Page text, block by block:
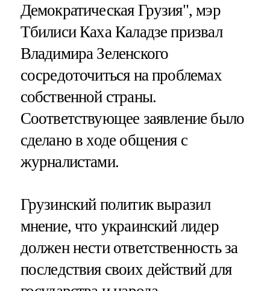
Демократическая Грузия", мэр
Тбилиси Каха Каладзе призвал
Владимира Зеленского
сосредоточиться на проблемах
собственной страны.
Соответствующее заявление было
сделано в ходе общения с
журналистами.
Грузинский политик выразил
мнение, что украинский лидер
должен нести ответственность за
последствия своих действий для